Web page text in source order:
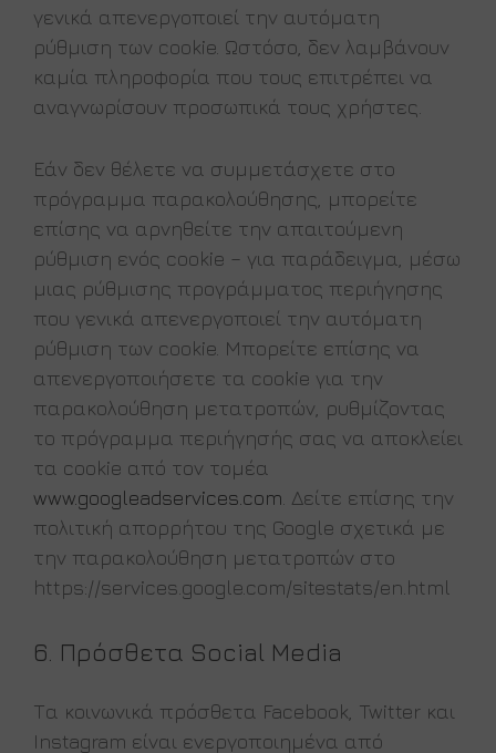
γενικά απενεργοποιεί την αυτόματη
ρύθμιση των cookie. Ωστόσο, δεν λαμβάνουν
καμία πληροφορία που τους επιτρέπει να
αναγνωρίσουν προσωπικά τους χρήστες.
Εάν δεν θέλετε να συμμετάσχετε στο
πρόγραμμα παρακολούθησης, μπορείτε
επίσης να αρνηθείτε την απαιτούμενη
ρύθμιση ενός cookie – για παράδειγμα, μέσω
μιας ρύθμισης προγράμματος περιήγησης
που γενικά απενεργοποιεί την αυτόματη
ρύθμιση των cookie. Μπορείτε επίσης να
απενεργοποιήσετε τα cookie για την
παρακολούθηση μετατροπών, ρυθμίζοντας
το πρόγραμμα περιήγησής σας να αποκλείει
τα cookie από τον τομέα
www.googleadservices.com. Δείτε επίσης την
πολιτική απορρήτου της Google σχετικά με
την παρακολούθηση μετατροπών στο
https://services.google.com/sitestats/en.html
6. Πρόσθετα Social Media
Τα κοινωνικά πρόσθετα Facebook, Twitter και
Instagram είναι ενεργοποιημένα από